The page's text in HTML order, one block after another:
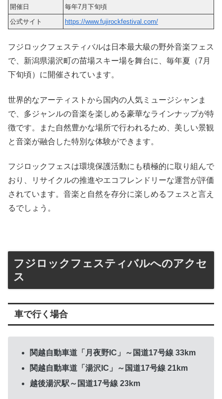
開催日
毎年7月下旬頃
公式サイト
https://www.fujirockfestival.com/
フジロックフェスティバルは日本最大級の野外音楽フェス
で、新潟県湯沢町の苗場スキー場を舞台に、毎年夏（7月
下旬頃）に開催されています。
世界的なアーティストから国内の人気ミュージシャンま
で、多ジャンルの音楽を楽しめる豪華なラインナップが特
徴です。また自然豊かな場所で行われるため、美しい景観
と音楽が融合した特別な体験ができます。
フジロックフェスは環境保護活動にも積極的に取り組んで
おり、リサイクルの推進やエコフレンドリーな運営が評価
されています。音楽と自然を存分に楽しめるフェスと言え
るでしょう。
フジロックフェスティバルへのアクセ
ス
車で行く場合
関越自動車道「月夜野IC」～国道17号線 33km
関越自動車道「湯沢IC」～国道17号線 21km
越後湯沢駅～国道17号線 23km